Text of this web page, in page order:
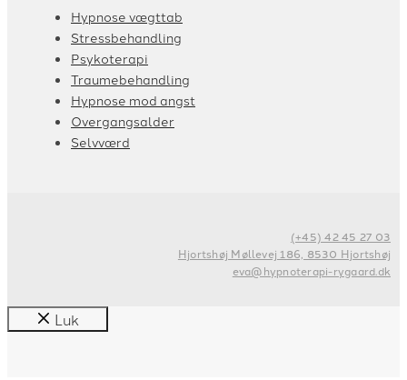
Hypnose vægttab
Stressbehandling
Psykoterapi
Traumebehandling
Hypnose mod angst
Overgangsalder
Selvværd
(+45) 42 45 27 03
Hjortshøj Møllevej 186, 8530 Hjortshøj
eva@hypnoterapi-rygaard.dk
Luk